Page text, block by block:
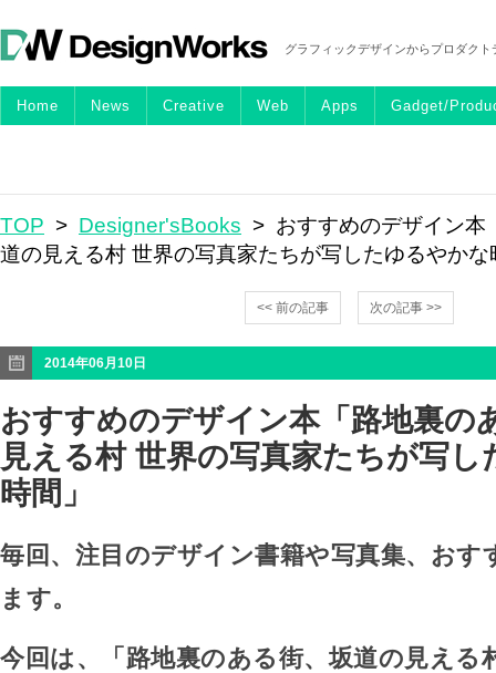
グラフィックデザインからプロダク
Home News Creative Web Apps Gadget/
TOP > Designer'sBooks > おすすめのデザイン本
道の見える村 世界の写真家たちが写したゆるやかな
<< 前の記事 次の記事 >>
2014年06月10日
おすすめのデザイン本「路地裏の
見える村 世界の写真家たちが写
時間」
毎回、注目のデザイン書籍や写真集、おす
ます。
今回は、「路地裏のある街、坂道の見える